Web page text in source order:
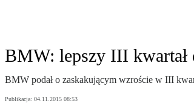
BMW: lepszy III kwartał
BMW podał o zaskakującym wzroście w III
Publikacja: 04.11.2015 08:53